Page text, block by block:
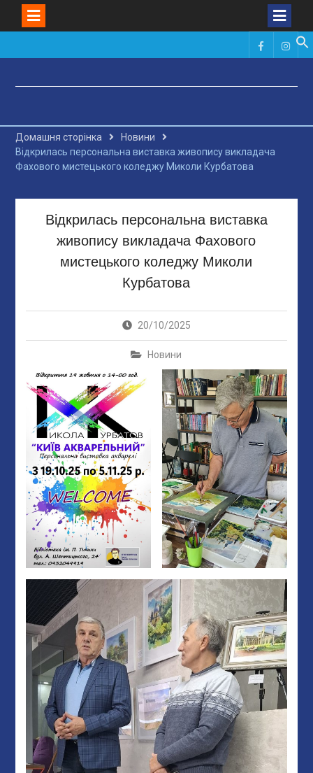
Домашня сторінка
Новини
Відкрилась персональна виставка живопису викладача
Фахового мистецького коледжу Миколи Курбатова
Відкрилась персональна виставка
живопису викладача Фахового
мистецького коледжу Миколи
Курбатова
20/10/2025
Новини